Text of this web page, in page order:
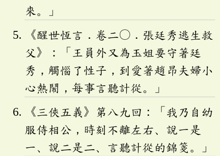
來。」
《醒世恆言．卷二〇．張廷秀逃生救
父》：「王員外又為玉姐要守著廷
秀，觸惱了性子，到愛著趙昂夫婦小
心熱鬧，每事言聽計從。」
《三俠五義》第八九回：「我乃自幼
服侍相公，時刻不離左右、說一是
一、說二是二、言聽計從的錦箋。」